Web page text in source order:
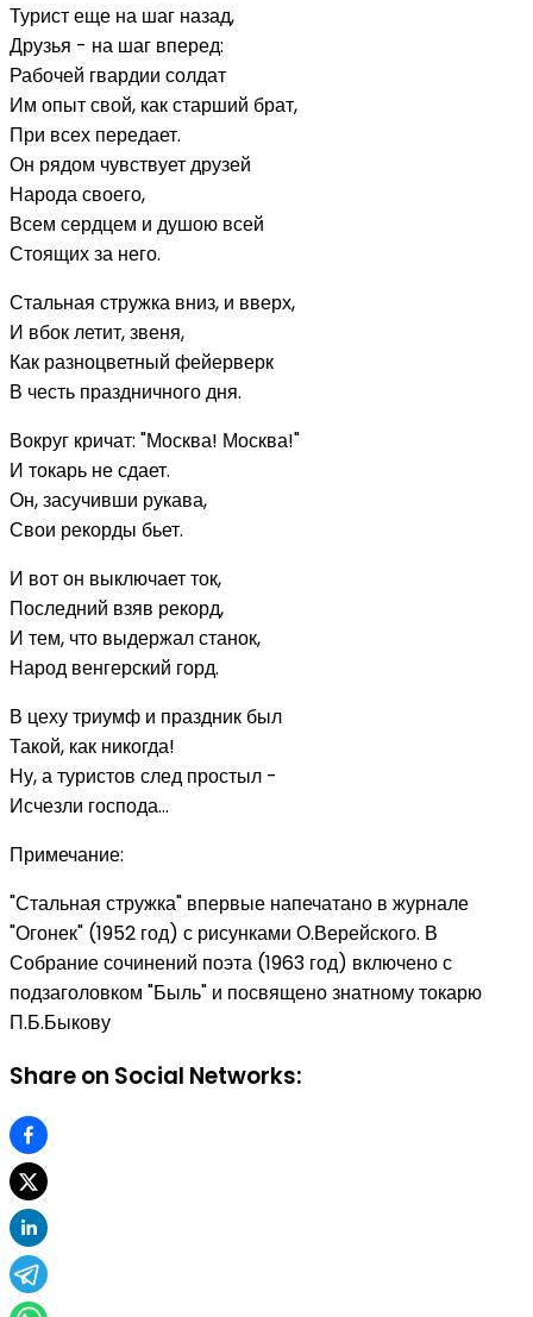
Турист еще на шаг назад,
Друзья - на шаг вперед:
Рабочей гвардии солдат
Им опыт свой, как старший брат,
При всех передает.
Он рядом чувствует друзей
Народа своего,
Всем сердцем и душою всей
Стоящих за него.
Стальная стружка вниз, и вверх,
И вбок летит, звеня,
Как разноцветный фейерверк
В честь праздничного дня.
Вокруг кричат: "Москва! Москва!"
И токарь не сдает.
Он, засучивши рукава,
Свои рекорды бьет.
И вот он выключает ток,
Последний взяв рекорд,
И тем, что выдержал станок,
Народ венгерский горд.
В цеху триумф и праздник был
Такой, как никогда!
Ну, а туристов след простыл -
Исчезли господа...
Примечание:
"Стальная стружка" впервые напечатано в журнале
"Огонек" (1952 год) с рисунками О.Верейского. В
Собрание сочинений поэта (1963 год) включено с
подзаголовком "Быль" и посвящено знатному токарю
П.Б.Быкову
Share on Social Networks: